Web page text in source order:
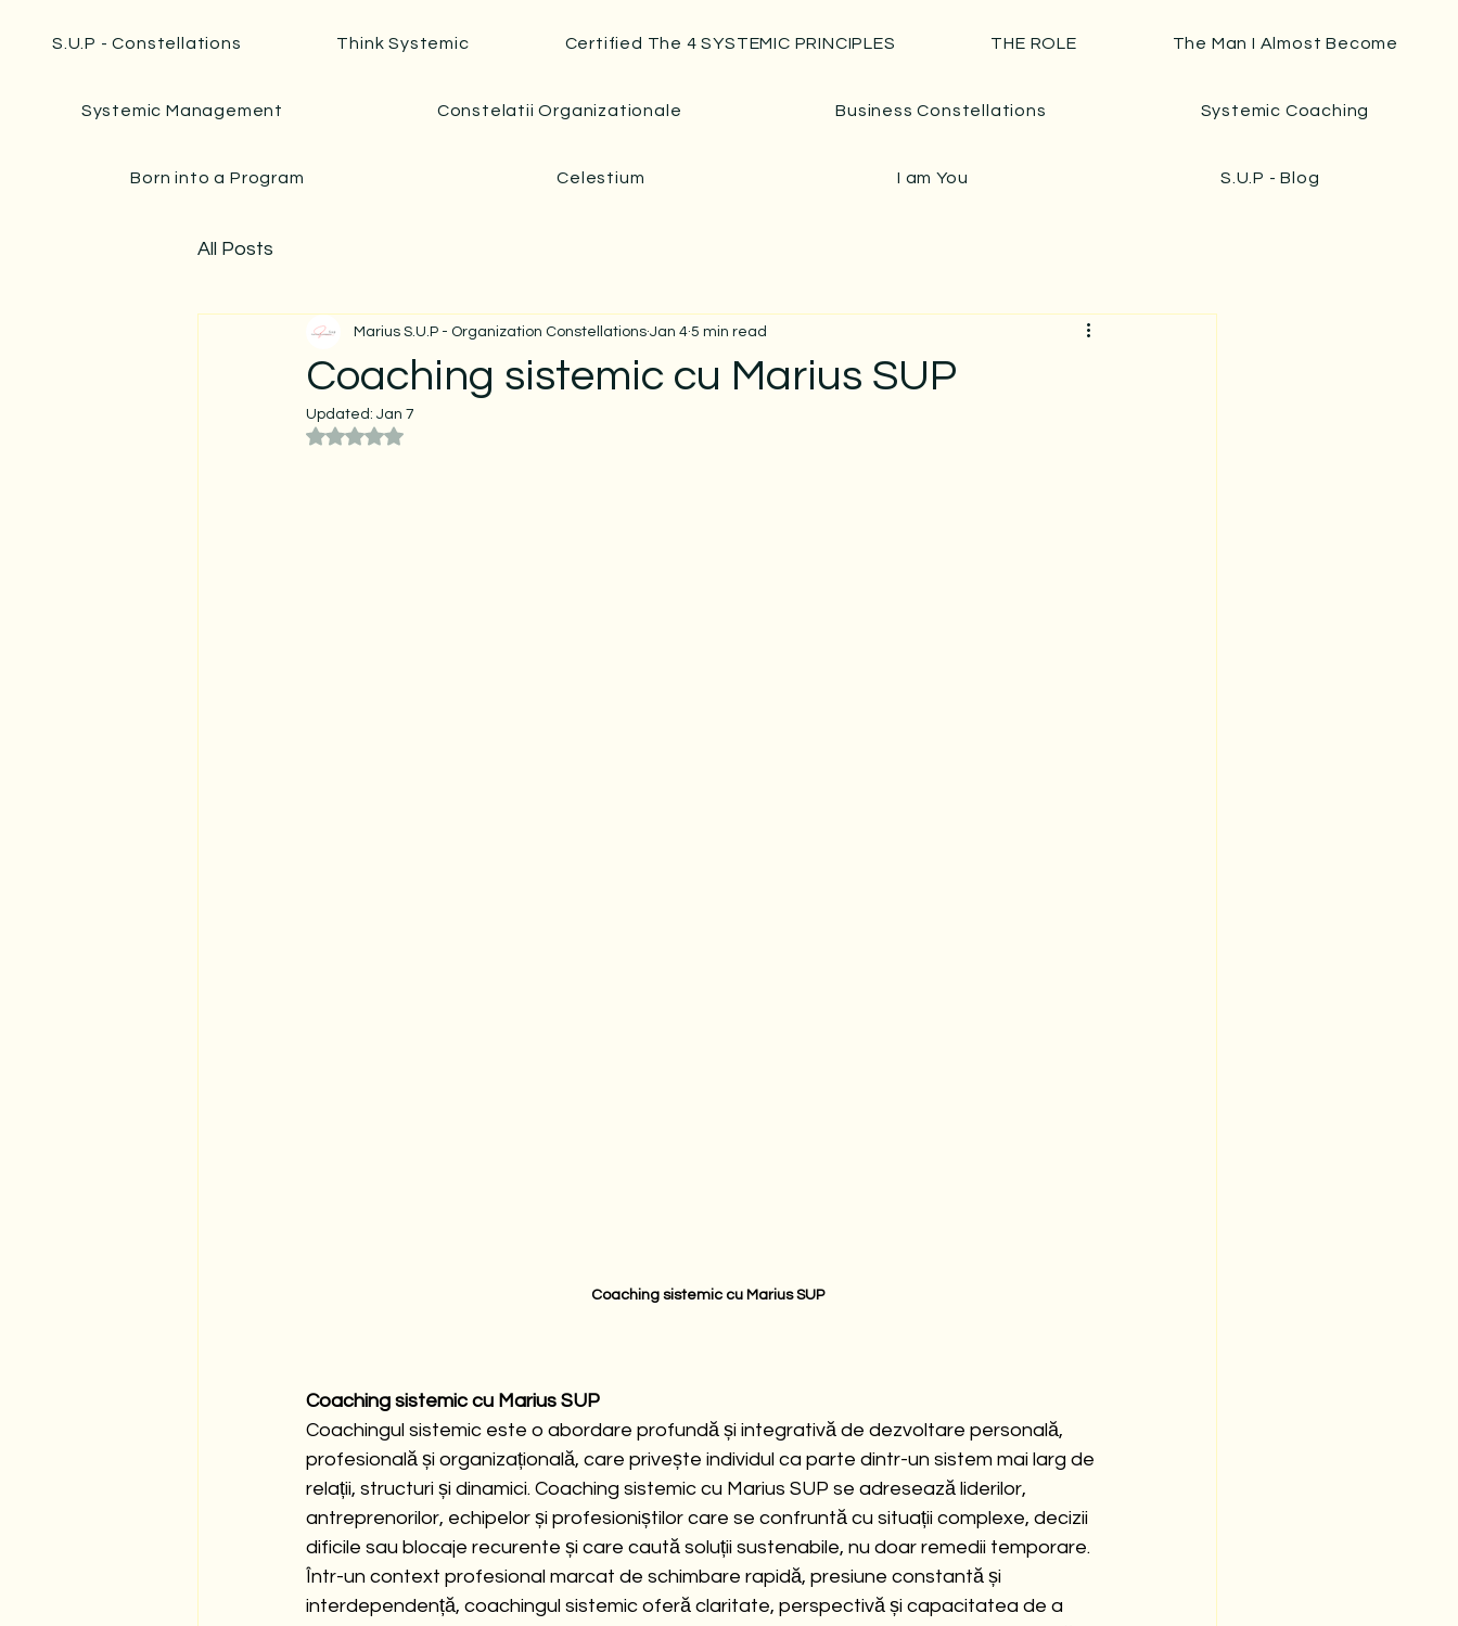
S.U.P - Constellations Think Systemic Certified The 4 SYSTEMIC PRINCIPLES THE ROLE The Man I Almost Become
Systemic Management Constelatii Organizationale Business Constellations Systemic Coaching
Born into a Program Celestium I am You S.U.P - Blog
All Posts
Coaching sistemic cu Marius SUP
Marius S.U.P - Organization Constellations Jan 4 5 min read
Updated: Jan 7
Rated NaN out of 5 stars.
Coaching sistemic cu Marius SUP
Coaching sistemic cu Marius SUP
Coachingul sistemic este o abordare profundă și integrativă de dezvoltare personală,
profesională și organizațională, care privește individul ca parte dintr-un sistem mai larg de
relații, structuri și dinamici. Coaching sistemic cu Marius SUP se adresează liderilor,
antreprenorilor, echipelor și profesioniștilor care se confruntă cu situații complexe, decizii
dificile sau blocaje recurente și care caută soluții sustenabile, nu doar remedii temporare.
Într-un context profesional marcat de schimbare rapidă, presiune constantă și
interdependență, coachingul sistemic oferă claritate, perspectivă și capacitatea de a